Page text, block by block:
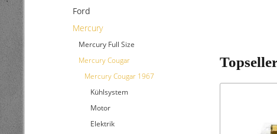
Ford
Mercury
Mercury Full Size
Mercury Cougar
Mercury Cougar 1967
Kühlsystem
Motor
Elektrik